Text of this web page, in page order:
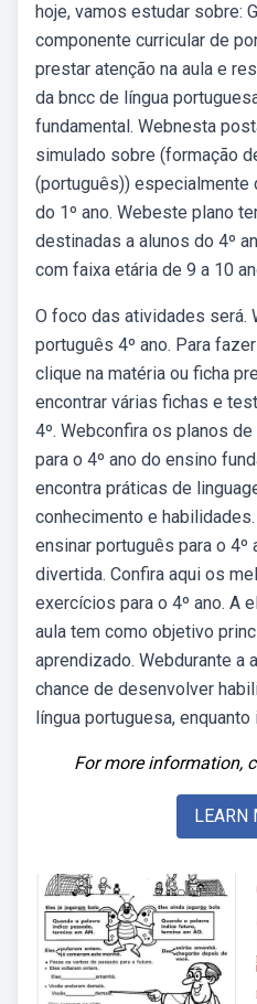
hoje, vamos estudar sobre:
componente curricular de
prestar atenção na aula e
da bncc de língua
fundamental. Webnesta
simulado sobre (formação
(português)) especialmente
do 1º ano. Webeste plano
destinadas a alunos do 4º
com faixa etária de 9 a 10
O foco das atividades será.
português 4º ano. Para
clique na matéria ou ficha
encontrar várias fichas e
4º. Webconfira os planos
para o 4º ano do ensino
encontra práticas de
conhecimento e
ensinar português para o 4º
divertida. Confira aqui os
exercícios para o 4º ano. A
aula tem como objetivo
aprendizado. Webdurante a
chance de desenvolver
língua portuguesa,
For more information,
LEARN